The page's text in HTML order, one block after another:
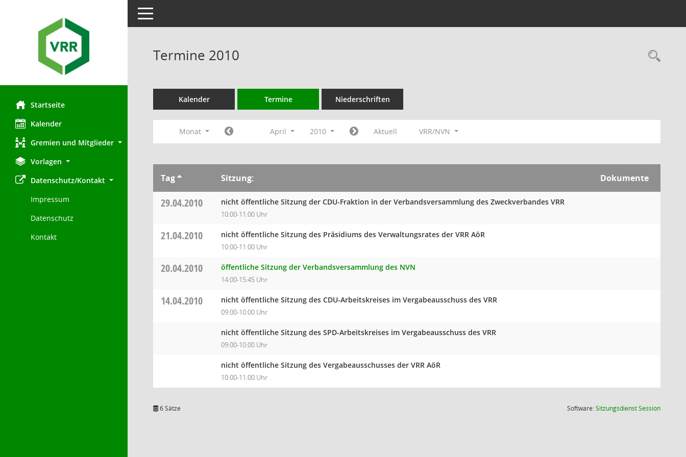
Startseite
Kalender
Gremien und Mitglieder
Vorlagen
Datenschutz/Kontakt
Impressum
Datenschutz
Kontakt
Toggle navigation
Termine 2010
Kalender Termine Niederschriften
Monat April 2010 Aktuell VRR/NVN
Tag Sitzung: Dokumente
29.04.2010 nicht öffentliche Sitzung der CDU-Fraktion in der Verbandsversammlung des Zweckverbandes VRR
10:00-11:00 Uhr
21.04.2010 nicht öffentliche Sitzung des Präsidiums des Verwaltungsrates der VRR AöR
10:00-11:00 Uhr
20.04.2010 öffentliche Sitzung der Verbandsversammlung des NVN
14:00-15:45 Uhr
14.04.2010 nicht öffentliche Sitzung des CDU-Arbeitskreises im Vergabeausschuss des VRR
09:00-10:00 Uhr
nicht öffentliche Sitzung des SPD-Arbeitskreises im Vergabeausschuss des VRR
09:00-10:00 Uhr
nicht öffentliche Sitzung des Vergabeausschusses der VRR AöR
10:00-11:00 Uhr
6 Sätze Software:SitzungsdienstSession(Wird in